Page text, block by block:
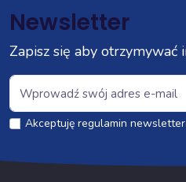
Newsletter
Zapisz się aby otrzymywać
Akceptuję regulamin